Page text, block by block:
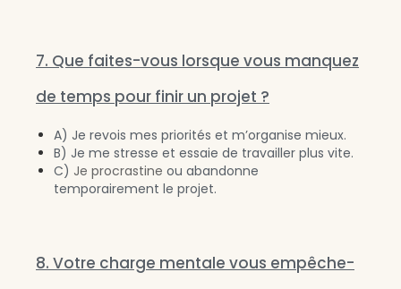
7. Que faites-vous lorsque vous manquez
de temps pour finir un projet ?
A) Je revois mes priorités et m’organise mieux.
B) Je me stresse et essaie de travailler plus vite.
C) Je procrastine ou abandonne
temporairement le projet.
8. Votre charge mentale vous empêche-